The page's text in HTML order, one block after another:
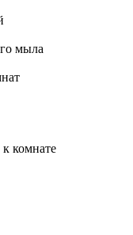
мыла
комнате